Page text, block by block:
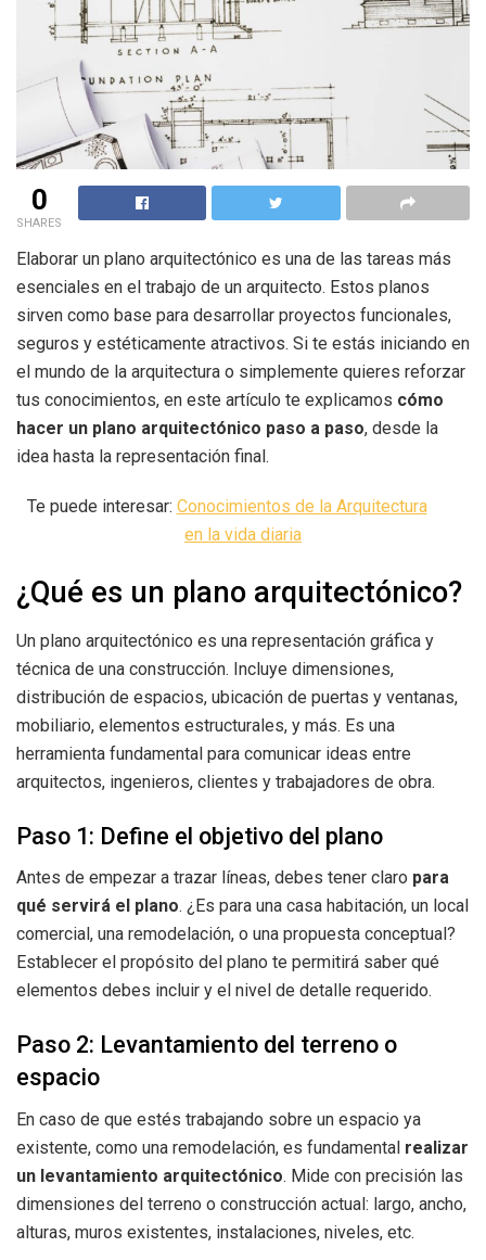
0
SHARES
Elaborar un plano arquitectónico es una de las tareas más
esenciales en el trabajo de un arquitecto. Estos planos
sirven como base para desarrollar proyectos funcionales,
seguros y estéticamente atractivos. Si te estás iniciando en
el mundo de la arquitectura o simplemente quieres reforzar
tus conocimientos, en este artículo te explicamos cómo
hacer un plano arquitectónico paso a paso, desde la
idea hasta la representación final.
Te puede interesar: Conocimientos de la Arquitectura
en la vida diaria
¿Qué es un plano arquitectónico?
Un plano arquitectónico es una representación gráfica y
técnica de una construcción. Incluye dimensiones,
distribución de espacios, ubicación de puertas y ventanas,
mobiliario, elementos estructurales, y más. Es una
herramienta fundamental para comunicar ideas entre
arquitectos, ingenieros, clientes y trabajadores de obra.
Paso 1: Define el objetivo del plano
Antes de empezar a trazar líneas, debes tener claro para
qué servirá el plano. ¿Es para una casa habitación, un local
comercial, una remodelación, o una propuesta conceptual?
Establecer el propósito del plano te permitirá saber qué
elementos debes incluir y el nivel de detalle requerido.
Paso 2: Levantamiento del terreno o
espacio
En caso de que estés trabajando sobre un espacio ya
existente, como una remodelación, es fundamental realizar
un levantamiento arquitectónico. Mide con precisión las
dimensiones del terreno o construcción actual: largo, ancho,
alturas, muros existentes, instalaciones, niveles, etc.